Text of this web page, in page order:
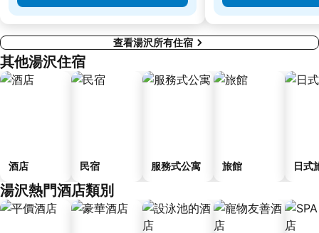
查看湯沢所有住宿
其他湯沢住宿
酒店 民宿 服務式公寓 旅館 日式
湯沢熱門酒店類別